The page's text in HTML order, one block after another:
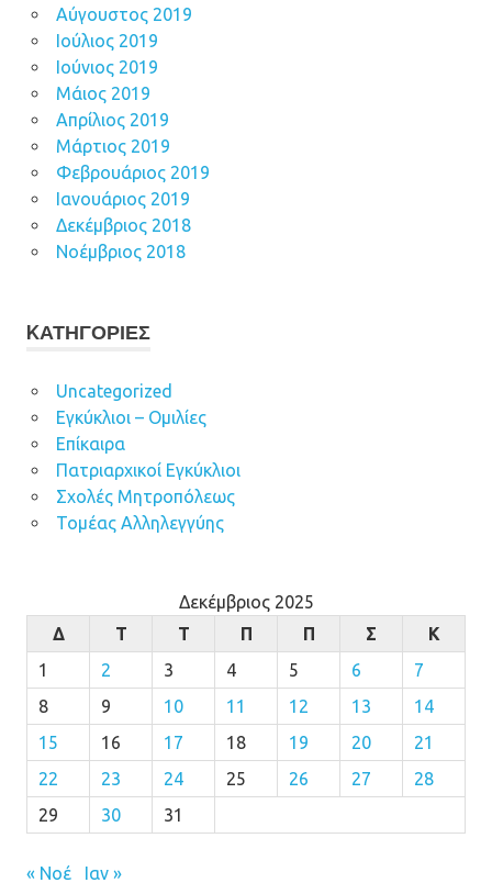
Αύγουστος 2019
Ιούλιος 2019
Ιούνιος 2019
Μάιος 2019
Απρίλιος 2019
Μάρτιος 2019
Φεβρουάριος 2019
Ιανουάριος 2019
Δεκέμβριος 2018
Νοέμβριος 2018
KΑΤΗΓΟΡΊΕΣ
Uncategorized
Εγκύκλιοι – Ομιλίες
Επίκαιρα
Πατριαρχικοί Εγκύκλιοι
Σχολές Μητροπόλεως
Τομέας Αλληλεγγύης
Δεκέμβριος 2025
Δ
Τ Τ Π Π Σ
Κ
1
2 3 4 5 6
7
8
9 10 11 12 13
14
15
16 17 18 19 20
21
22
23 24 25 26 27
28
29
30 31
« Νοέ Ιαν »